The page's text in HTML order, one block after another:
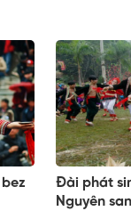
Đài phát
Nguyên